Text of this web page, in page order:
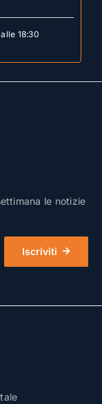
18:30
le notizie
Iscriviti